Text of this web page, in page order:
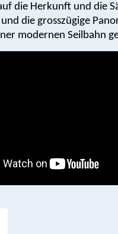
die Herkunft und die
die grosszügige
modernen Seilbahn